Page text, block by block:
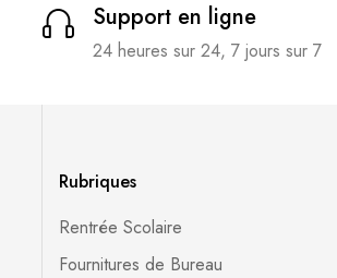
Support en ligne
24 heures sur 24, 7 jours sur 7
Rubriques
Rentrée Scolaire
Fournitures de Bureau